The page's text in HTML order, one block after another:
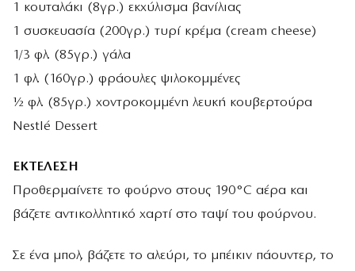
1 κουταλάκι (8γρ.) εκχύλισμα βανίλιας
1 συσκευασία (200γρ.) τυρί κρέμα (cream cheese)
1/3 φλ. (85γρ.) γάλα
1 φλ. (160γρ.) φράουλες ψιλοκομμένες
½ φλ. (85γρ.) χοντροκομμένη λευκή κουβερτούρα
Nestlé Dessert
ΕΚΤΕΛΕΣΗ
Προθερμαίνετε το φούρνο στους 190°C αέρα και
βάζετε αντικολλητικό χαρτί στο ταψί του φούρνου.
Σε ένα μπολ, βάζετε το αλεύρι, το μπέικιν πάουντερ, το